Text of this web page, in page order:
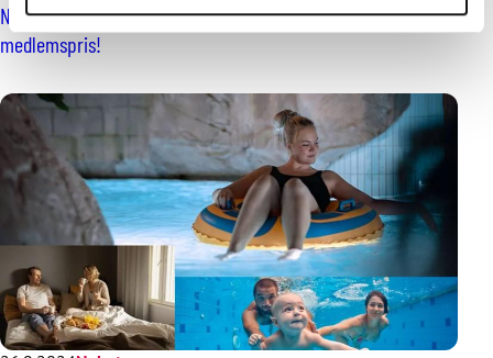
Ny medlemsförmån: övernatta på Omenahotelli till
medlemspris!